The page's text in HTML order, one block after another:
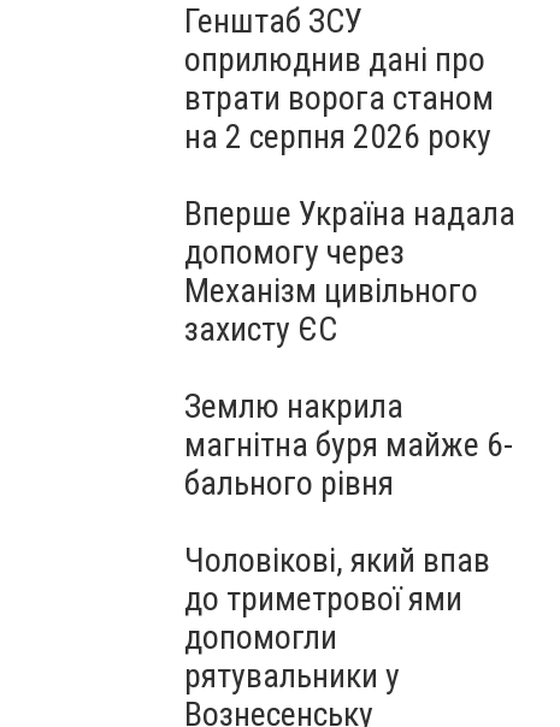
Генштаб ЗСУ
оприлюднив дані про
втрати ворога станом
на 2 серпня 2026 року
Вперше Україна надала
допомогу через
Механізм цивільного
захисту ЄС
Землю накрила
магнітна буря майже 6-
бального рівня
Чоловікові, який впав
до триметрової ями
допомогли
рятувальники у
Вознесенську